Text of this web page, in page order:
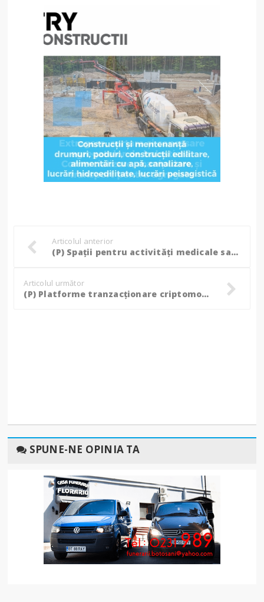
Articolul anterior
(P) Spații pentru activități medicale sau birouri în clădiri sustenabile, cu facilități și dotări de top, în zona centrală
Articolul următor
(P) Platforme tranzacționare criptomonede
SPUNE-NE OPINIA TA